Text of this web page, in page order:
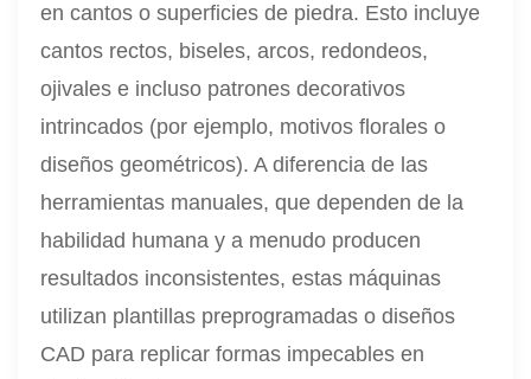
en cantos o superficies de piedra. Esto incluye
cantos rectos, biseles, arcos, redondeos,
ojivales e incluso patrones decorativos
intrincados (por ejemplo, motivos florales o
diseños geométricos). A diferencia de las
herramientas manuales, que dependen de la
habilidad humana y a menudo producen
resultados inconsistentes, estas máquinas
utilizan plantillas preprogramadas o diseños
CAD para replicar formas impecables en